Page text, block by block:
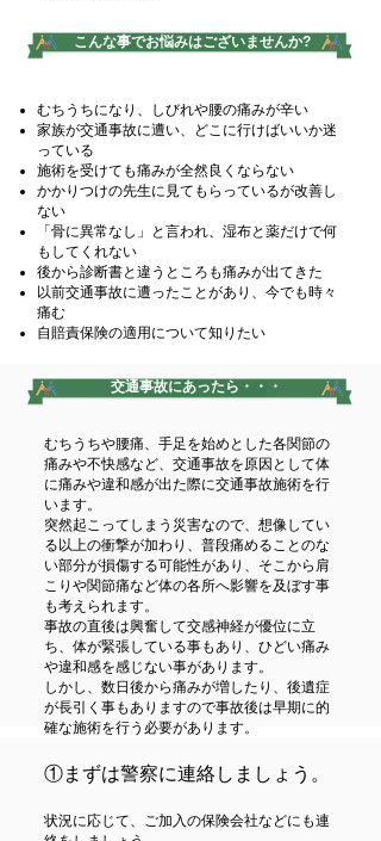
こんな事でお悩みはございませんか?
むちうちになり、しびれや腰の痛みが辛い
家族が交通事故に遭い、どこに行けばいいか迷
っている
施術を受けても痛みが全然良くならない
かかりつけの先生に見てもらっているが改善し
ない
「骨に異常なし」と言われ、湿布と薬だけで何
もしてくれない
後から診断書と違うところも痛みが出てきた
以前交通事故に遭ったことがあり、今でも時々
痛む
自賠責保険の適用について知りたい
交通事故にあったら・・・
むちうちや腰痛、手足を始めとした各関節の
痛みや不快感など、交通事故を原因として体
に痛みや違和感が出た際に交通事故施術を行
います。
突然起こってしまう災害なので、想像してい
る以上の衝撃が加わり、普段痛めることのな
い部分が損傷する可能性があり、そこから肩
こりや関節痛など体の各所へ影響を及ぼす事
も考えられます。
事故の直後は興奮して交感神経が優位に立
ち、体が緊張している事もあり、ひどい痛み
や違和感を感じない事があります。
しかし、数日後から痛みが増したり、後遺症
が長引く事もありますので事故後は早期に的
確な施術を行う必要があります。
①まずは警察に連絡しましょう。
状況に応じて、ご加入の保険会社などにも連